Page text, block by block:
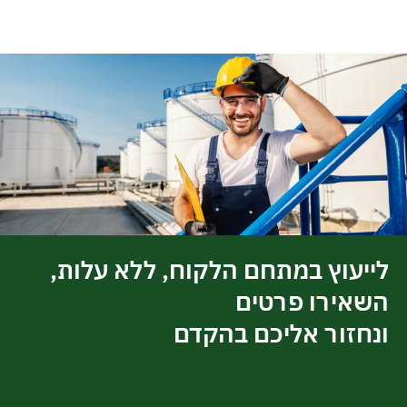
לייעוץ במתחם הלקוח, ללא עלות,
השאירו פרטים
ונחזור אליכם בהקדם